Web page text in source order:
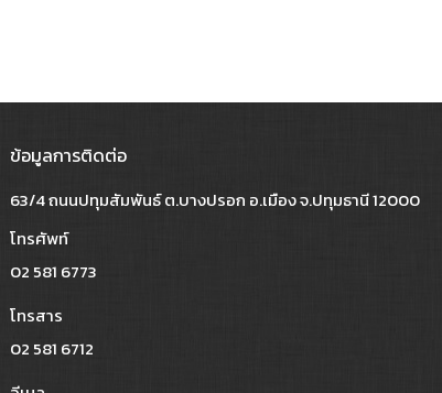
ข้อมูลการติดต่อ
63/4 ถนนปทุมสัมพันธ์ ต.บางปรอก อ.เมือง จ.ปทุมธานี 12000
โทรศัพท์
02 581 6773
โทรสาร
02 581 6712